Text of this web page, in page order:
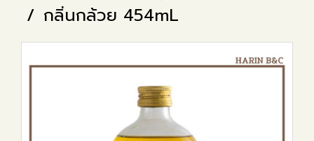
กลิ่นกล้วย 454mL